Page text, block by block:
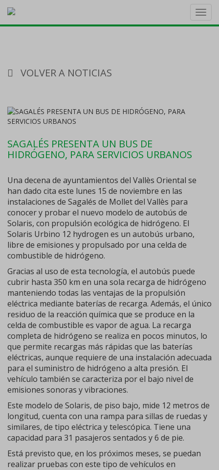
VOLVER A NOTICIAS
SAGALÉS PRESENTA UN BUS DE
HIDRÓGENO, PARA SERVICIOS URBANOS
Una decena de ayuntamientos del Vallès Oriental se
han dado cita este lunes 15 de noviembre en las
instalaciones de Sagalés de Mollet del Vallès para
conocer y probar el nuevo modelo de autobús de
Solaris, con propulsión ecológica de hidrógeno. El
Solaris Urbino 12 hydrogen es un autobús urbano,
libre de emisiones y propulsado por una celda de
combustible de hidrógeno.
Gracias al uso de esta tecnología, el autobús puede
cubrir hasta 350 km en una sola recarga de hidrógeno
manteniendo todas las ventajas de la propulsión
eléctrica mediante baterías de recarga. Además, el único
residuo de la reacción química que se produce en la
celda de combustible es vapor de agua. La recarga
completa de hidrógeno se realiza en pocos minutos, lo
que permite recargas más rápidas que las baterías
eléctricas, aunque requiere de una instalación adecuada
para el suministro de hidrógeno a alta presión. El
vehículo también se caracteriza por el bajo nivel de
emisiones sonoras y vibraciones.
Este modelo de Solaris, de piso bajo, mide 12 metros de
longitud, cuenta con una rampa para sillas de ruedas y
similares, de tipo eléctrica y telescópica. Tiene una
capacidad para 31 pasajeros sentados y 6 de pie.
Está previsto que, en los próximos meses, se puedan
realizar pruebas con este tipo de vehículos en